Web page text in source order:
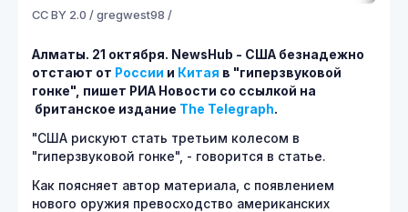
CC BY 2.0 / gregwest98 /
Алматы. 21 октября. NewsHub - США безнадежно
отстают от России и Китая в "гиперзвуковой
гонке", пишет РИА Новости со ссылкой на
британское издание The Telegraph.
"США рискуют стать третьим колесом в
"гиперзвуковой гонке", - говорится в статье.
Как поясняет автор материала, с появлением
нового оружия превосходство американских